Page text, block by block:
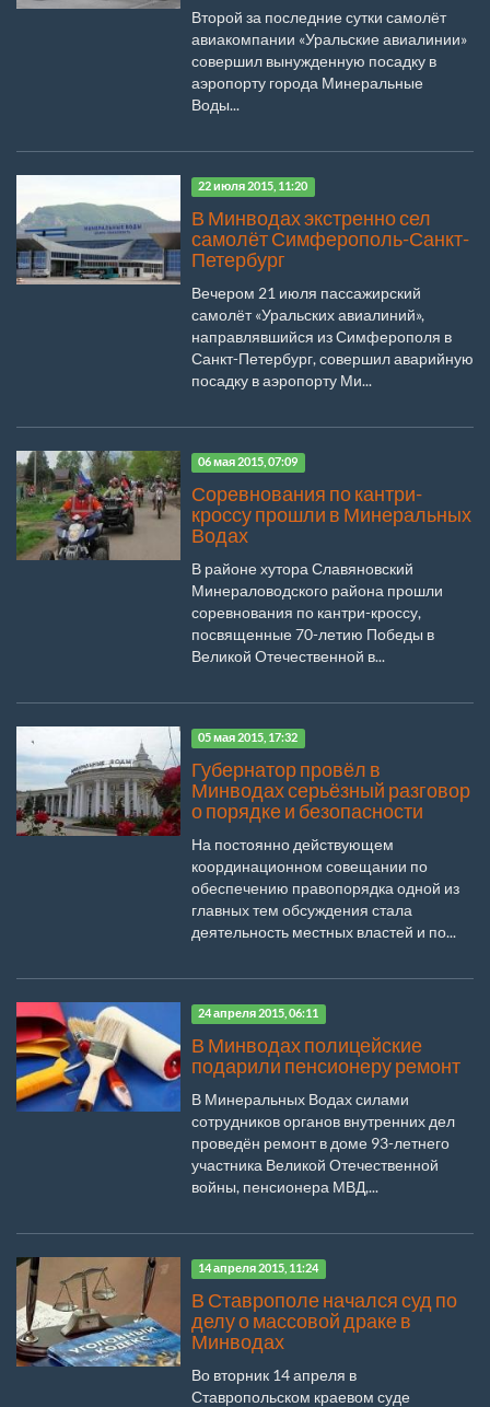
Второй за последние сутки самолёт
авиакомпании «Уральские авиалинии»
совершил вынужденную посадку в
аэропорту города Минеральные
Воды...
22 июля 2015, 11:20
В Минводах экстренно сел
самолёт Симферополь-Санкт-
Петербург
Вечером 21 июля пассажирский
самолёт «Уральских авиалиний»,
направлявшийся из Симферополя в
Санкт-Петербург, совершил аварийную
посадку в аэропорту Ми...
06 мая 2015, 07:09
Соревнования по кантри-
кроссу прошли в Минеральных
Водах
В районе хутора Славяновский
Минераловодского района прошли
соревнования по кантри-кроссу,
посвященные 70-летию Победы в
Великой Отечественной в...
05 мая 2015, 17:32
Губернатор провёл в
Минводах серьёзный разговор
о порядке и безопасности
На постоянно действующем
координационном совещании по
обеспечению правопорядка одной из
главных тем обсуждения стала
деятельность местных властей и по...
24 апреля 2015, 06:11
В Минводах полицейские
подарили пенсионеру ремонт
В Минеральных Водах силами
сотрудников органов внутренних дел
проведён ремонт в доме 93-летнего
участника Великой Отечественной
войны, пенсионера МВД,...
14 апреля 2015, 11:24
В Ставрополе начался суд по
делу о массовой драке в
Минводах
Во вторник 14 апреля в
Ставропольском краевом суде